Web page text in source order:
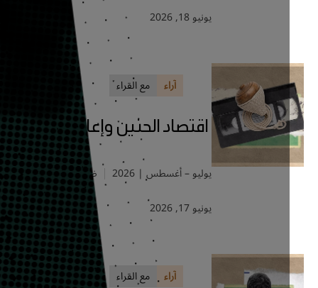
مع القراء
اقتصاد الحنين وإعادة المشاهدة
يوليو – أغسطس | 2026
ضي المغامس
مع القراء